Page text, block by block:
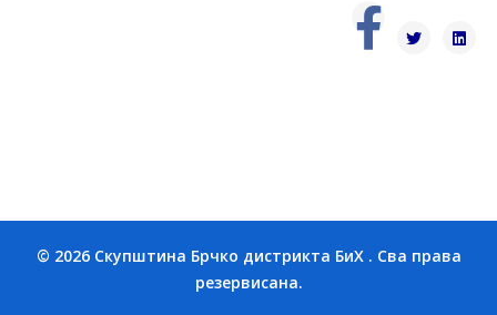
© 2026 Скупштина Брчко дистрикта БиХ . Сва права
резервисана.